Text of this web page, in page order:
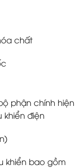
chất
phận chính hiện
khiển điện
khiển bao gồm